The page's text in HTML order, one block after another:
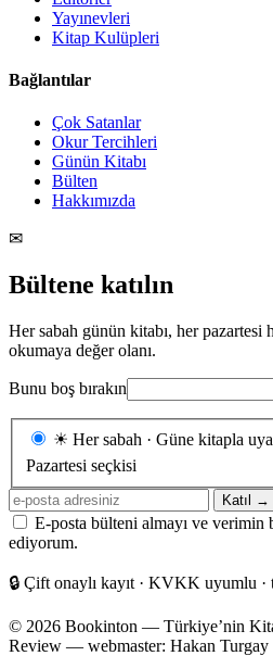
Yayınevleri
Kitap Kulüpleri
Bağlantılar
Çok Satanlar
Okur Tercihleri
Günün Kitabı
Bülten
Hakkımızda
✉
Bültene katılın
Her sabah günün kitabı, her pazartesi
okumaya değer olanı.
Bunu boş bırakın
Gönderim
☀ Her sabah · Güne kitapla
Pazartesi seçkisi
E-
posta
adresiniz
Katıl →
E-posta bülteni almayı ve verimin
ediyorum.
🔒 Çift onaylı kayıt · KVKK uyumlu ·
© 2026 Bookinton — Türkiye’nin
Review — webmaster: Hakan Turgay